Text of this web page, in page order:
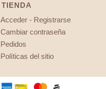
TIENDA
Acceder - Registrarse
Cambiar contraseña
Pedidos
Políticas del sitio